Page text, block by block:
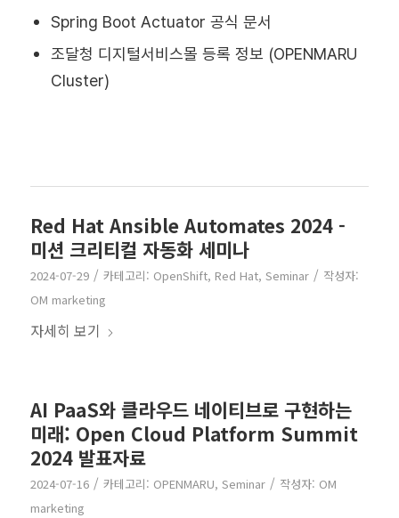
Spring Boot Actuator 공식 문서
조달청 디지털서비스몰 등록 정보 (OPENMARU
Cluster)
Red Hat Ansible Automates 2024 -
미션 크리티컬 자동화 세미나
2024-07-29 / 카테고리: OpenShift, Red Hat, Seminar / 작성자:
OM marketing
자세히 보기
AI PaaS와 클라우드 네이티브로 구현하는
미래: Open Cloud Platform Summit
2024 발표자료
2024-07-16 / 카테고리: OPENMARU, Seminar / 작성자: OM
marketing